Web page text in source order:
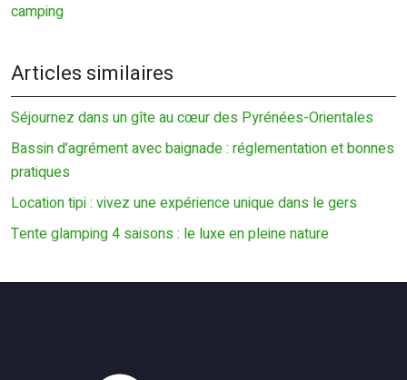
camping
Articles similaires
Séjournez dans un gîte au cœur des Pyrénées-Orientales
Bassin d’agrément avec baignade : réglementation et bonnes
pratiques
Location tipi : vivez une expérience unique dans le gers
Tente glamping 4 saisons : le luxe en pleine nature